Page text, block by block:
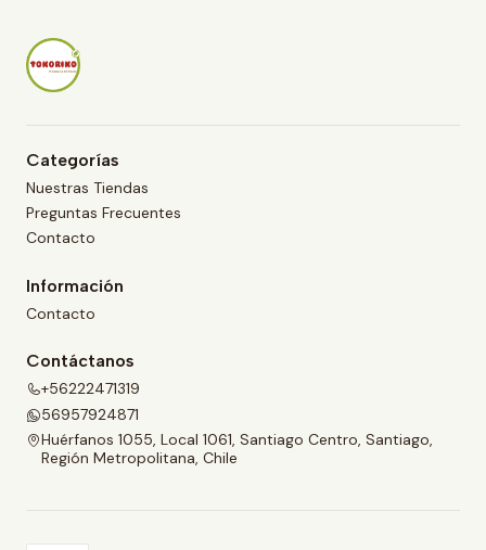
Categorías
Nuestras Tiendas
Preguntas Frecuentes
Contacto
Información
Contacto
Contáctanos
+56222471319
56957924871
Huérfanos 1055, Local 1061, Santiago Centro, Santiago,
Región Metropolitana, Chile